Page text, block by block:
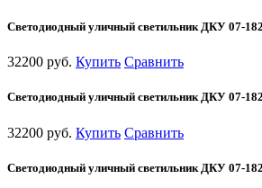
Светодиодный уличный светильник ДКУ 07-
32200 руб. Купить Сравнить
Светодиодный уличный светильник ДКУ 07-
32200 руб. Купить Сравнить
Светодиодный уличный светильник ДКУ 07-